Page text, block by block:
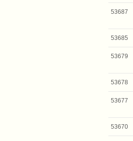
53687
53685
53679
53678
53677
53670